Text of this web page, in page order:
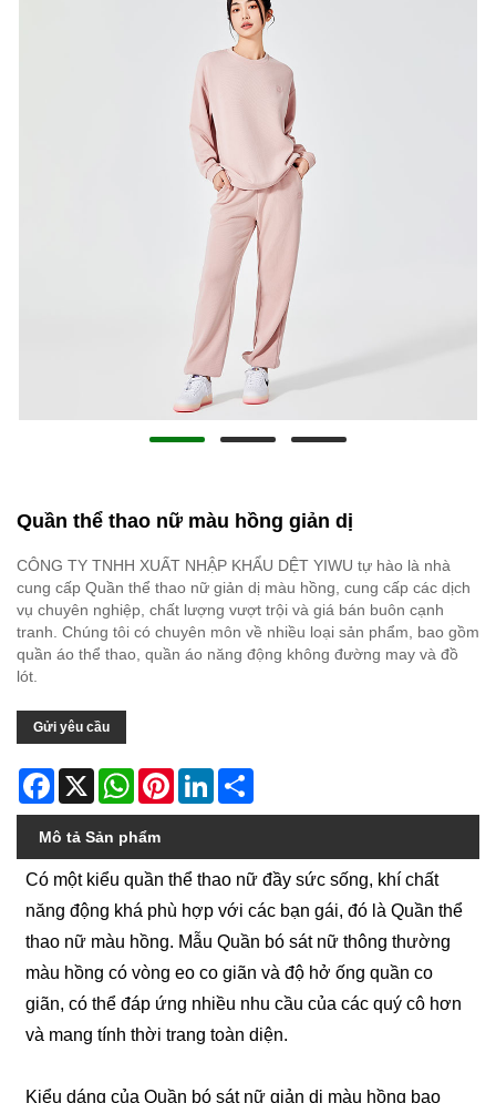
Quần thể thao nữ màu hồng giản dị
CÔNG TY TNHH XUẤT NHẬP KHẨU DỆT YIWU tự hào là nhà
cung cấp Quần thể thao nữ giản dị màu hồng, cung cấp các dịch
vụ chuyên nghiệp, chất lượng vượt trội và giá bán buôn cạnh
tranh. Chúng tôi có chuyên môn về nhiều loại sản phẩm, bao gồm
quần áo thể thao, quần áo năng động không đường may và đồ
lót.
Gửi yêu cầu
Facebook
X WhatsAppPinterestLinkedIn
Mô tả Sản phẩm
Có một kiểu quần thể thao nữ đầy sức sống, khí chất
năng động khá phù hợp với các bạn gái, đó là Quần thể
thao nữ màu hồng. Mẫu Quần bó sát nữ thông thường
màu hồng có vòng eo co giãn và độ hở ống quần co
giãn, có thể đáp ứng nhiều nhu cầu của các quý cô hơn
và mang tính thời trang toàn diện.
Kiểu dáng của Quần bó sát nữ giản dị màu hồng bao